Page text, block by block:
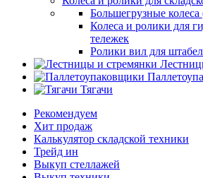
Большегрузные
Колеса и ролики для
тележек
Ролики вил для
Тягачи
Рекомендуем
Хит продаж
Калькулятор складской техники
Трейд ин
Выкуп стеллажей